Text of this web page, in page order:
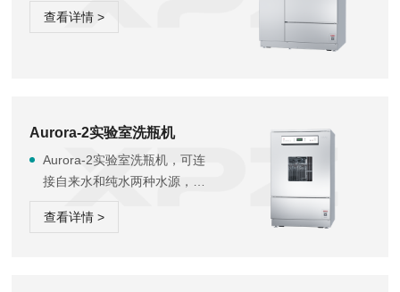
查看详情 >
Aurora-2实验室洗瓶机
Aurora-2实验室洗瓶机，可连
接自来水和纯水两种水源，正
与清洁剂进行主洗，然后用纯
查看详情 >